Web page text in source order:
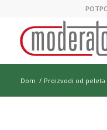
Dom / Proizvodi od